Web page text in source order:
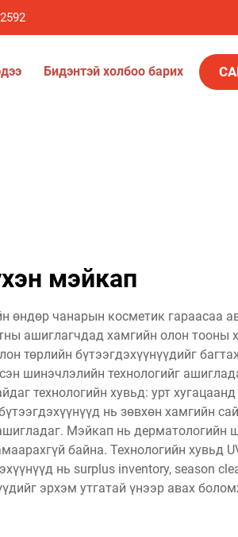
Бидэнтэй холбоо барих
мэйкап
өндөр чанарын косметик гараасаа
ашиглагчдад хамгийн олон тооны
төрлийн бүтээгдэхүүнүүдийг
шинэчлэлийн технологийг
технологийн хувьд: урт
нь зөвхөн хамгийн
Мэйкап нь дерматологийн
байна. Технологийн хувьд
нь surplus inventory, season
эрхэм утгатай үнээр авах